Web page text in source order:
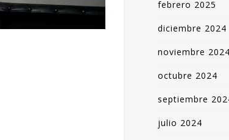
febrero 2025
diciembre 2024
noviembre 2024
octubre 2024
septiembre
julio 2024